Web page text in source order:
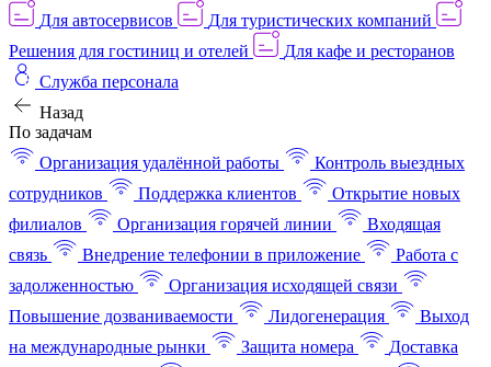
Для автосервисов
Для туристических компаний
Решения для гостиниц и отелей
Для кафе и ресторанов
Служба персонала
Назад
По задачам
Организация удалённой работы
Контроль выездных
сотрудников
Поддержка клиентов
Открытие новых
филиалов
Организация горячей линии
Входящая
связь
Внедрение телефонии в приложение
Работа с
задолженностью
Организация исходящей связи
Повышение дозваниваемости
Лидогенерация
Выход
на международные рынки
Защита номера
Доставка